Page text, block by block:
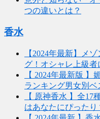
つの違いとは？
香水
【2024年最新】メ
グ！オシャレ上級者
【 2024年最新版
ランキング男女別ベ
【 原神香水 】全17
はあなたにぴった